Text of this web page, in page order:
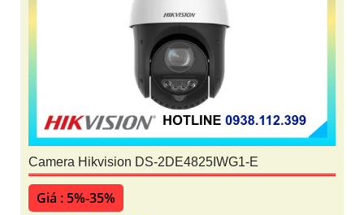
'
Camera Hikvision DS-2DE4825IWG1-E
Giá : 5%-35%